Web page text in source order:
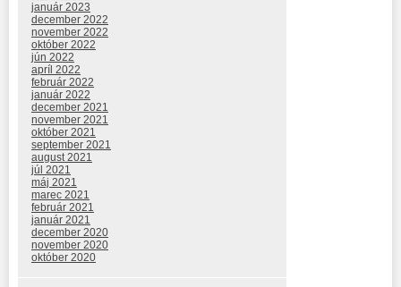
január 2023
december 2022
november 2022
október 2022
jún 2022
apríl 2022
február 2022
január 2022
december 2021
november 2021
október 2021
september 2021
august 2021
júl 2021
máj 2021
marec 2021
február 2021
január 2021
december 2020
november 2020
október 2020